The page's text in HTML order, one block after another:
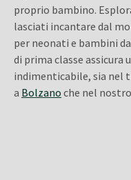
proprio bambino.
lasciati incantare dal
per neonati e bambini
di prima classe assicura
indimenticabile, sia nel
a Bolzano che nel